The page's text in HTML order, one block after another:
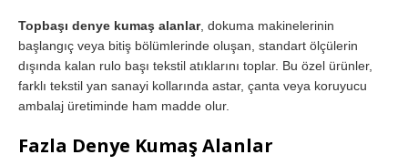
Topbaşı denye kumaş alanlar, dokuma makinelerinin
başlangıç veya bitiş bölümlerinde oluşan, standart ölçülerin
dışında kalan rulo başı tekstil atıklarını toplar. Bu özel ürünler,
farklı tekstil yan sanayi kollarında astar, çanta veya koruyucu
ambalaj üretiminde ham madde olur.
Fazla Denye Kumaş Alanlar